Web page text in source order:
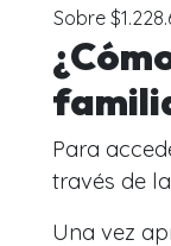
Sobre
Para
través de
Una vez